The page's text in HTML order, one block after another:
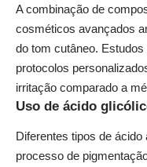
A combinação de
cosméticos avançados
do tom cutâneo.
protocolos
irritação comparado a
Uso de ácido
Diferentes tipos de
processo de